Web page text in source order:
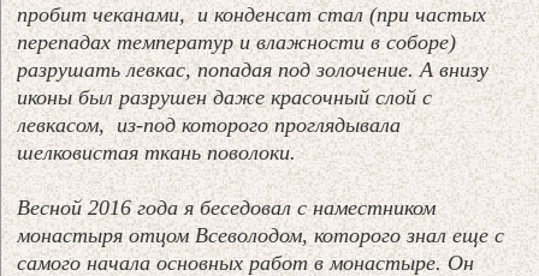
пробит чеканами, и конденсат стал (при частых
перепадах температур и влажности в соборе)
разрушать левкас, попадая под золочение. А внизу
иконы был разрушен даже красочный слой с
левкасом, из-под которого проглядывала
шелковистая ткань поволоки.
Весной 2016 года я беседовал с наместником
монастыря отцом Всеволодом, которого знал еще с
самого начала основных работ в монастыре. Он